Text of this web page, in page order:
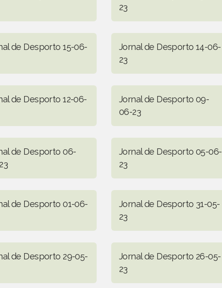
23
de Desporto 15-06-
Jornal de Desporto 14-06-
23
de Desporto 12-06-
Jornal de Desporto 09-
06-23
de Desporto 06-
Jornal de Desporto 05-06-
23
de Desporto 01-06-
Jornal de Desporto 31-05-
23
de Desporto 29-05-
Jornal de Desporto 26-05-
23